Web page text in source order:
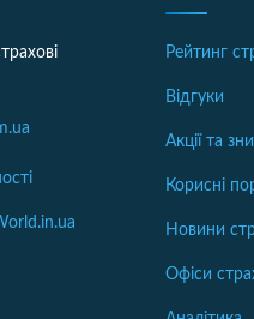
Рейтинг
Відгуки
Акції та
Корисні
Новини
Офіси